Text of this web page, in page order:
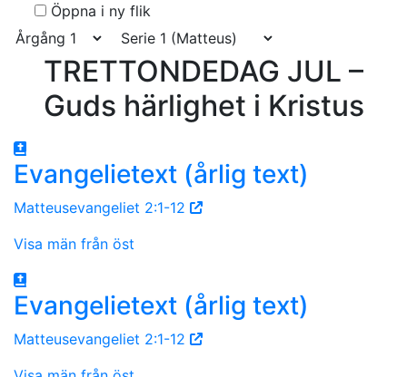
Öppna i ny flik
TRETTONDEDAG JUL –
Guds härlighet i Kristus
Evangelietext (årlig text)
Matteusevangeliet 2:1-12
Visa män från öst
Evangelietext (årlig text)
Matteusevangeliet 2:1-12